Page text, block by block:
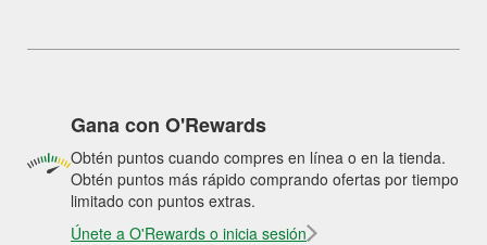
Gana con O'Rewards
Obtén puntos cuando compres en línea o en la tienda.
Obtén puntos más rápido comprando ofertas por tiempo
limitado con puntos extras.
Únete a O'Rewards o inicia sesión